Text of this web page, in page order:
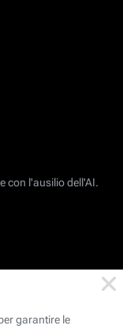
con l'ausilio dell'AI.